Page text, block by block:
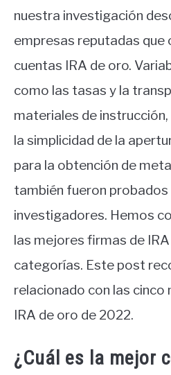
nuestra investigación
empresas reputadas que
cuentas IRA de oro.
como las tasas y la
materiales de
la simplicidad de la
para la obtención de
también fueron
investigadores. Hemos
las mejores firmas de
categorías. Este post
relacionado con las
IRA de oro de 2022.
¿Cuál es la mejor